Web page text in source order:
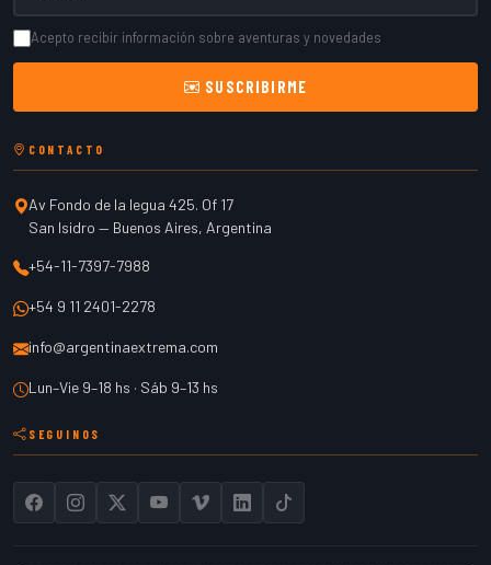
Acepto recibir información sobre aventuras y novedades
SUSCRIBIRME
CONTACTO
Av Fondo de la legua 425. Of 17
San Isidro — Buenos Aires, Argentina
+54-11-7397-7988
+54 9 11 2401-2278
info@argentinaextrema.com
Lun–Vie 9–18 hs · Sáb 9–13 hs
SEGUINOS